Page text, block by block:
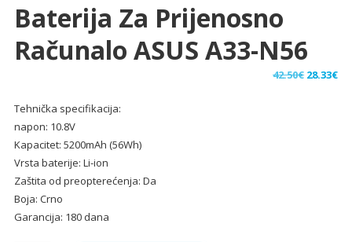
Baterija Za Prijenosno
Računalo ASUS A33-N56
42.50€ Izvorna
28.33€
Tehnička specifikacija:
napon: 10.8V
Kapacitet: 5200mAh (56Wh)
Vrsta baterije: Li-ion
Zaštita od preopterećenja: Da
Boja: Crno
Garancija: 180 dana